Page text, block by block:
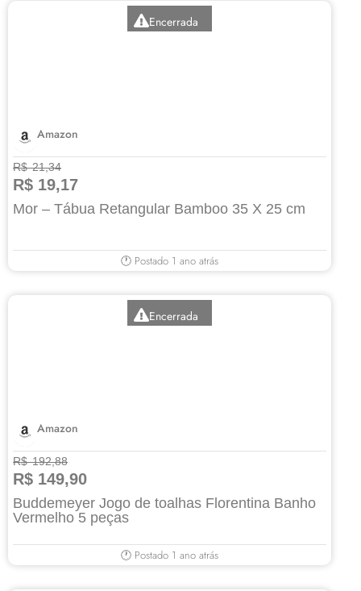
Encerrada
Amazon
R$ 21,34
R$ 19,17
Mor – Tábua Retangular Bamboo 35 X 25 cm
🕐 Postado 1 ano atrás
Encerrada
Amazon
R$ 192,88
R$ 149,90
Buddemeyer Jogo de toalhas Florentina Banho
Vermelho 5 peças
🕐 Postado 1 ano atrás